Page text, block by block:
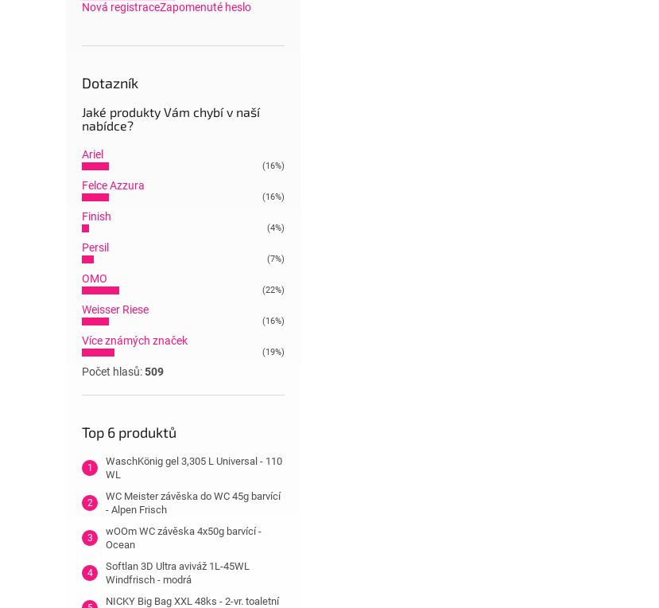
Nová registraceZapomenuté heslo
Dotazník
Jaké produkty Vám chybí v naší
nabídce?
Ariel
(16%)
Felce Azzura
(16%)
Finish
(4%)
Persil
(7%)
OMO
(22%)
Weisser Riese
(16%)
Více známých značek
(19%)
Počet hlasů:509
Top 6 produktů
WaschKönig gel 3,305 L Universal - 110
WL
WC Meister závěska do WC 45g barvící
- Alpen Frisch
wOOm WC závěska 4x50g barvící -
Ocean
Softlan 3D Ultra aviváž 1L-45WL
Windfrisch - modrá
NICKY Big Bag XXL 48ks - 2-vr. toaletní